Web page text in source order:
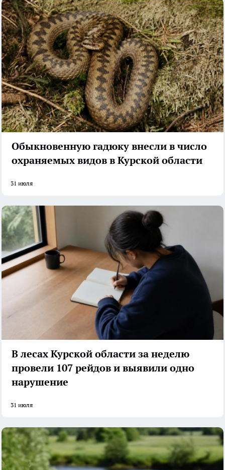
Обыкновенную гадюку внесли в число
охраняемых видов в Курской области
31 июля
В лесах Курской области за неделю
провели 107 рейдов и выявили одно
нарушение
31 июля